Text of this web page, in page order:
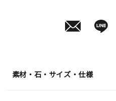
素材・石・サイズ・仕様